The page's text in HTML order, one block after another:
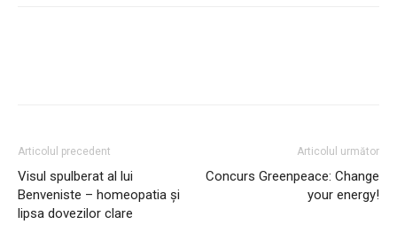
Articolul precedent
Visul spulberat al lui
Benveniste – homeopatia și
lipsa dovezilor clare
Articolul următor
Concurs Greenpeace: Change
your energy!